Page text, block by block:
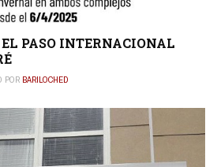
PASO INTERNACIONAL
POR BARILOCHED